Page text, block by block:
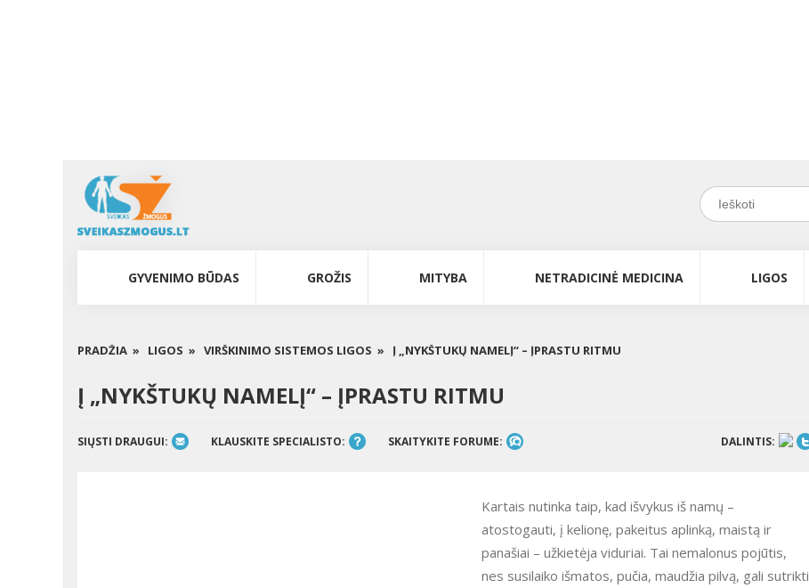
GYVENIMO BŪDAS GROŽIS MITYBA NETRADICINĖ MEDICINA LIGOS
PRADŽIA » LIGOS » VIRŠKINIMO SISTEMOS LIGOS » Į „NYKŠTUKŲ NAMELĮ“ – ĮPRASTU RITMU
Į „NYKŠTUKŲ NAMELĮ“ – ĮPRASTU RITMU
SIŲSTI DRAUGUI: KLAUSKITE SPECIALISTO: SKAITYKITE FORUME: DALINTIS:
Kartais nutinka taip, kad išvykus iš namų –
atostogauti, į kelionę, pakeitus aplinką, maistą ir
panašiai – užkietėja viduriai. Tai nemalonus pojūtis,
nes susilaiko išmatos, pučia, maudžia pilvą, gali sutrikti